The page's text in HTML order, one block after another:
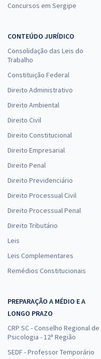
Concursos em Sergipe
CONTEÚDO JURÍDICO
Consolidação das Leis do
Trabalho
Constituição Federal
Direito Administrativo
Direito Ambiental
Direito Civil
Direito Constitucional
Direito Empresarial
Direito Penal
Direito Previdenciário
Direito Processual Civil
Direito Processual Penal
Direito Tributário
Leis
Leis Complementares
Remédios Constitucionais
PREPARAÇÃO A MÉDIO E A
LONGO PRAZO
CRP SC - Conselho Regional de
Psicologia - 12ª Região
SEDF - Professor Temporário